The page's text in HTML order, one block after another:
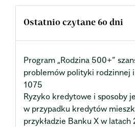
Ostatnio czytane 60 dni
Program „Rodzina 500+”
problemów polityki rodzinnej
1075
Ryzyko kredytowe i sposoby
w przypadku kredytów
przykładzie Banku X w